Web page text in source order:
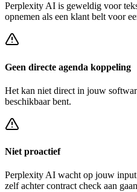
Perplexity AI is geweldig voor
opnemen als een klant belt voor
Geen directe agenda koppeling
Het kan niet direct in jouw
beschikbaar bent.
Niet proactief
Perplexity AI wacht op jouw
zelf achtercontract check aan